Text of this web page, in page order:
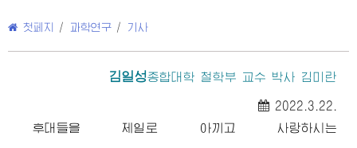
첫페지 / 과학연구 / 기사
김일성종합대학 철학부 교수 박사 김미란
2022.3.22.
후대들을 제일로 아끼고 사랑하시는